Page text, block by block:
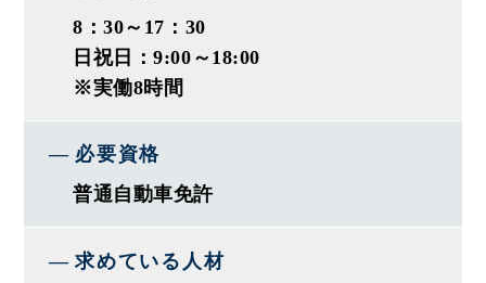
8：30～17：30
日祝日：9:00～18:00
※実働8時間
必要資格
普通自動車免許
求めている人材